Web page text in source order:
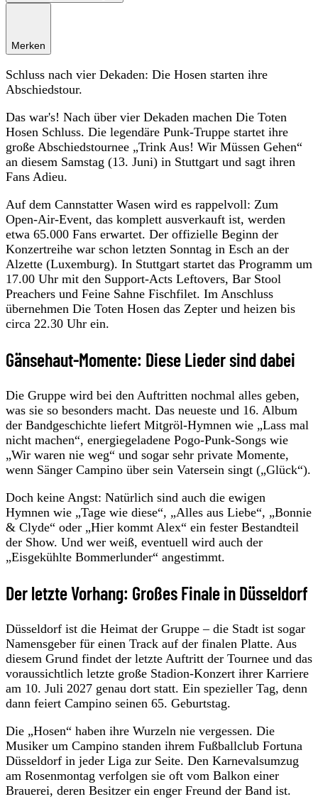
Merken
Schluss nach vier Dekaden: Die Hosen starten ihre
Abschiedstour.
Das war's! Nach über vier Dekaden machen Die Toten
Hosen Schluss. Die legendäre Punk-Truppe startet ihre
große Abschiedstournee „Trink Aus! Wir Müssen Gehen“
an diesem Samstag (13. Juni) in Stuttgart und sagt ihren
Fans Adieu.
Auf dem Cannstatter Wasen wird es rappelvoll: Zum
Open-Air-Event, das komplett ausverkauft ist, werden
etwa 65.000 Fans erwartet. Der offizielle Beginn der
Konzertreihe war schon letzten Sonntag in Esch an der
Alzette (Luxemburg). In Stuttgart startet das Programm um
17.00 Uhr mit den Support-Acts Leftovers, Bar Stool
Preachers und Feine Sahne Fischfilet. Im Anschluss
übernehmen Die Toten Hosen das Zepter und heizen bis
circa 22.30 Uhr ein.
Gänsehaut-Momente: Diese Lieder sind dabei
Die Gruppe wird bei den Auftritten nochmal alles geben,
was sie so besonders macht. Das neueste und 16. Album
der Bandgeschichte liefert Mitgröl-Hymnen wie „Lass mal
nicht machen“, energiegeladene Pogo-Punk-Songs wie
„Wir waren nie weg“ und sogar sehr private Momente,
wenn Sänger Campino über sein Vatersein singt („Glück“).
Doch keine Angst: Natürlich sind auch die ewigen
Hymnen wie „Tage wie diese“, „Alles aus Liebe“, „Bonnie
& Clyde“ oder „Hier kommt Alex“ ein fester Bestandteil
der Show. Und wer weiß, eventuell wird auch der
„Eisgekühlte Bommerlunder“ angestimmt.
Der letzte Vorhang: Großes Finale in Düsseldorf
Düsseldorf ist die Heimat der Gruppe – die Stadt ist sogar
Namensgeber für einen Track auf der finalen Platte. Aus
diesem Grund findet der letzte Auftritt der Tournee und das
voraussichtlich letzte große Stadion-Konzert ihrer Karriere
am 10. Juli 2027 genau dort statt. Ein spezieller Tag, denn
dann feiert Campino seinen 65. Geburtstag.
Die „Hosen“ haben ihre Wurzeln nie vergessen. Die
Musiker um Campino standen ihrem Fußballclub Fortuna
Düsseldorf in jeder Liga zur Seite. Den Karnevalsumzug
am Rosenmontag verfolgen sie oft vom Balkon einer
Brauerei, deren Besitzer ein enger Freund der Band ist.